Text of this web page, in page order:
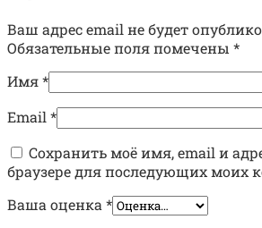
Ваш адрес email не будет
Обязательные поля помечены *
Имя*
Email *
Сохранить моё имя, email и
браузере для последующих моих
Ваша оценка *